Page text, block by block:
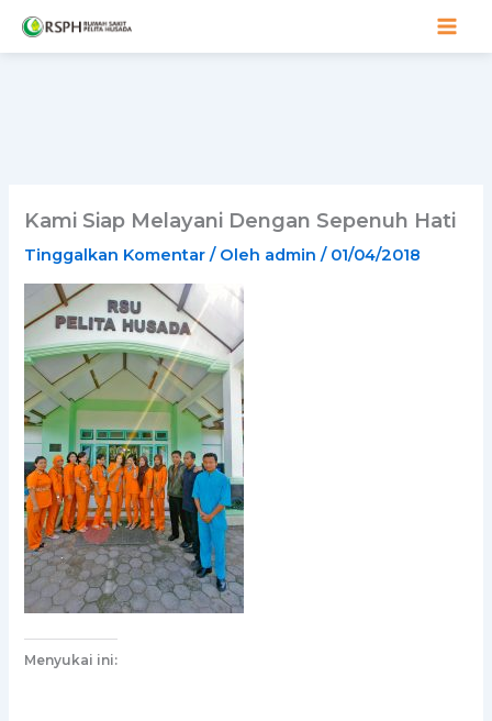
Kami Siap Melayani Dengan Sepenuh Hati
Tinggalkan Komentar / Oleh admin/ 01/04/2018
Menyukai ini: